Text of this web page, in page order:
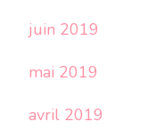
juin 2019
mai 2019
avril 2019